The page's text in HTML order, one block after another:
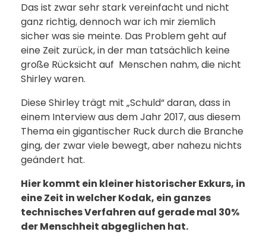
Das ist zwar sehr stark vereinfacht und nicht
ganz richtig, dennoch war ich mir ziemlich
sicher was sie meinte. Das Problem geht auf
eine Zeit zurück, in der man tatsächlich keine
große Rücksicht auf Menschen nahm, die nicht
Shirley waren.
Diese Shirley trägt mit „Schuld“ daran, dass in
einem Interview aus dem Jahr 2017, aus diesem
Thema ein gigantischer Ruck durch die Branche
ging, der zwar viele bewegt, aber nahezu nichts
geändert hat.
Hier kommt ein kleiner historischer Exkurs, in
eine Zeit in welcher Kodak, ein ganzes
technisches Verfahren auf gerade mal 30%
der Menschheit abgeglichen hat.